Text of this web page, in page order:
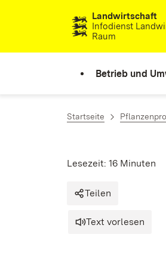
Zum Inhalt springen
Landwirtschaft
Infodienst
Raum
Betrieb und
Startseite
Lesezeit: 16 Minuten
Teilen
Text vorlesen